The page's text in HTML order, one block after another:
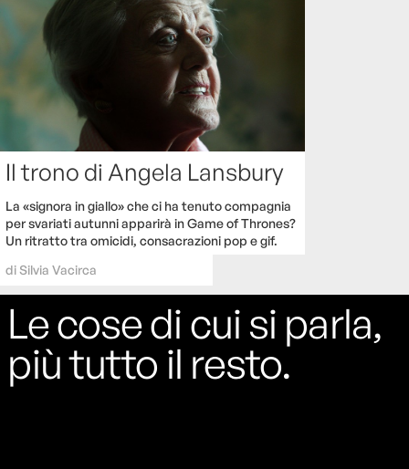
Il trono di Angela Lansbury
La «signora in giallo» che ci ha tenuto compagnia
per svariati autunni apparirà in Game of Thrones?
Un ritratto tra omicidi, consacrazioni pop e gif.
diSilvia Vacirca
Le cose di cui si parla,
più tutto il resto.